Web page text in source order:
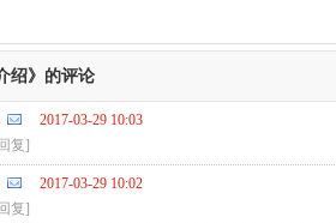
绍》的评论
2017-03-29 10:03
复]
2017-03-29 10:02
复]